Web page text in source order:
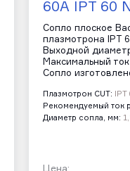
60A IPT 60
Сопло плоское
плазмотрона IPT
Выходной
Максимальный
Сопло
Плазмотрон CUT: IPT
Рекомендуемый ток
Диаметр сопла, мм:
Цена: